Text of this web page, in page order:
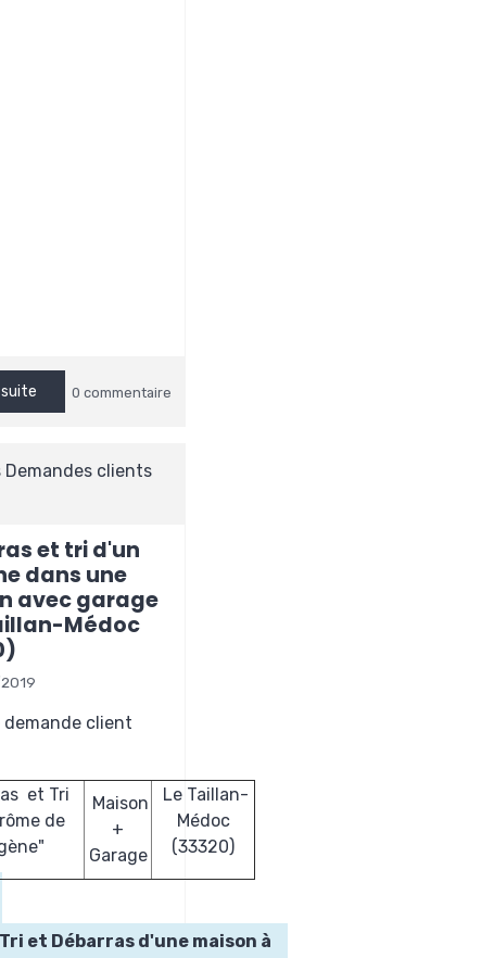
suite 0 commentaire
Demandes clients
et tri d'un
dans une
avec garage​
Médoc
demande client
et Tri
de
Maison
+
Garage
Le Taillan-
Médoc
(33320)
et Débarras d'une maison à